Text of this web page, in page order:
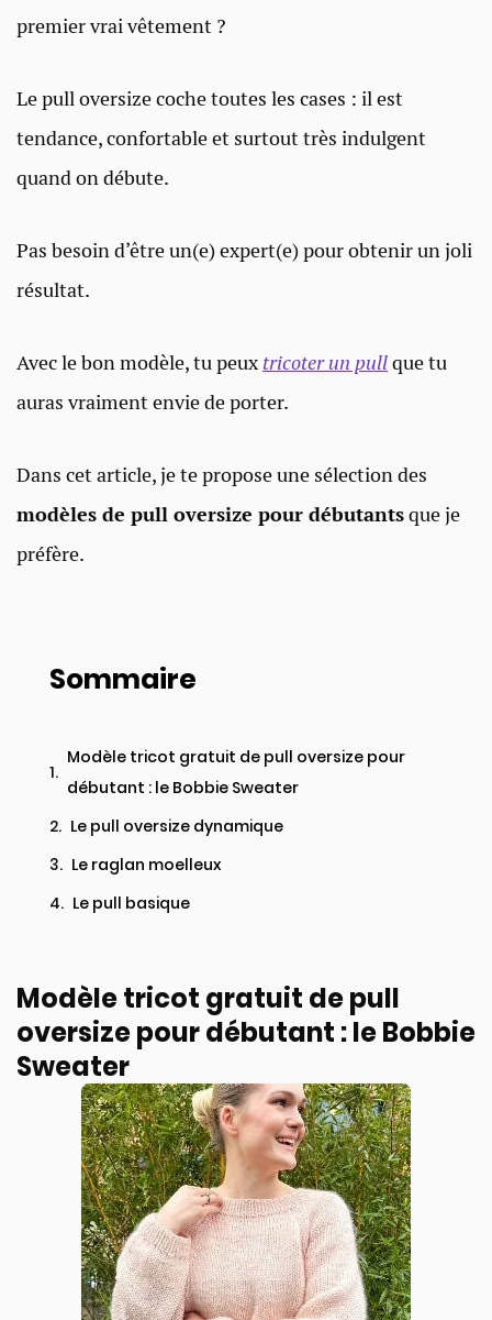
premier vrai vêtement ?
Le pull oversize coche toutes les cases : il est
tendance, confortable et surtout très indulgent
quand on débute.
Pas besoin d’être un(e) expert(e) pour obtenir un joli
résultat.
Avec le bon modèle, tu peux tricoter un pullque tu
auras vraiment envie de porter.
Dans cet article, je te propose une sélection des
modèles de pull oversize pour débutantsque je
préfère.
Sommaire
Modèle tricot gratuit de pull oversize pour
débutant : le Bobbie Sweater
Le pull oversize dynamique
Le raglan moelleux
Le pull basique
Modèle tricot gratuit de pull
oversize pour débutant : le Bobbie
Sweater